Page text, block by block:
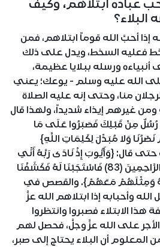
عباده ابتلاهم، وكيف
أحبَّ الله قوماً ابتلاهم، فمن
فعليه السخط، ويدل على ذلك
أنبياءه ورسله ببلايا عظيمة،
الله عليه وسلم - يوعك؛ يعني
منا، وحتى إنه عليه الصلاة
غيرهم إيذاء شديداً، ولهذا قال
رُسُلٌ مِنْ قَبْلِكَ فَصَبَرُوا عَلَى مَا
وَلا مُبَدِّلَ لِكَلِمَاتِ اللَّهِ}
حتى قال: {وَأَيُّوبَ إِذْ نَادَى رَبَّهُ أَنِّي
مَسَّنِيَ الضُّرُّ وَأَنْتَ أَرْحَمُ الرَّاحِمِينَ (83) فَاسْتَجَبْنَا لَهُ فَكَشَفْنَا
وَمِثْلَهُمْ مَعَهُمْ}. والقصص في
وأحبابه إذا ابتلاهم الله عزَّ
الابتلاء فصبروا وانتظروا
الأجر على الله عزَّ وجلَّ، فحصل لهم
المعلوم أن البلاء يحتاج إلى صبر،